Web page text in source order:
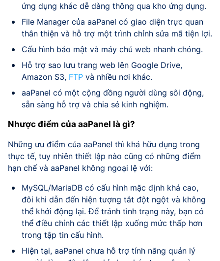
ứng dụng khác dễ dàng thông qua kho ứng dụng.
File Manager của aaPanel có giao diện trực quan
thân thiện và hỗ trợ một trình chỉnh sửa mã tiện lợi.
Cấu hình bảo mật và máy chủ web nhanh chóng.
Hỗ trợ sao lưu trang web lên Google Drive,
Amazon S3, FTP và nhiều nơi khác.
aaPanel có một cộng đồng người dùng sôi động,
sẵn sàng hỗ trợ và chia sẻ kinh nghiệm.
Nhược điểm của aaPanel là gì?
Những ưu điểm của aaPanel thì khá hữu dụng trong
thực tế, tuy nhiên thiết lập nào cũng có những điểm
hạn chế và aaPanel không ngoại lệ với:
MySQL/MariaDB có cấu hình mặc định khá cao,
đôi khi dẫn đến hiện tượng tắt đột ngột và không
thể khởi động lại. Để tránh tình trạng này, bạn có
thể điều chỉnh các thiết lập xuống mức thấp hơn
trong tập tin cấu hình.
Hiện tại, aaPanel chưa hỗ trợ tính năng quản lý